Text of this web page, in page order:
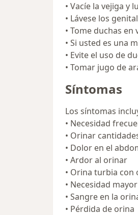
• Vacíe la vejiga y
• Lávese los
• Tome duchas
• Si usted es una
• Evite el uso de
• Tomar jugo de
Síntomas
Los síntomas
• Necesidad
• Orinar
• Dolor en el
• Ardor al orinar
• Orina turbia
• Necesidad
• Sangre en la
• Pérdida de orina